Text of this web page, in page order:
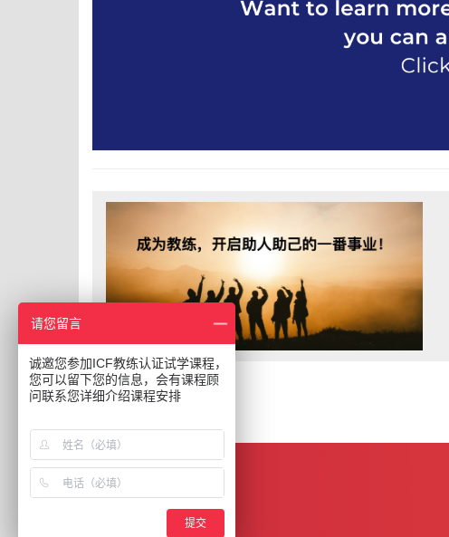
请您留言
诚邀您参加ICF教练认证试学课程，
您可以留下您的信息，会有课程顾
问联系您详细介绍课程安排
提交